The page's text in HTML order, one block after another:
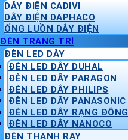
DÂY ĐIỆN CADIVI
DÂY ĐIỆN DAPHACO
ỐNG LUỒN DÂY ĐIỆN
ĐÈN TRANG TRÍ
ĐÈN LED DÂY
ĐÈN LED DÂY DUHAL
ĐÈN LED DÂY PARAGON
ĐÈN LED DÂY PHILIPS
ĐÈN LED DÂY PANASONIC
ĐÈN LED DÂY RẠNG ĐÔNG
ĐÈN LED DÂY NANOCO
ĐÈN THANH RAY